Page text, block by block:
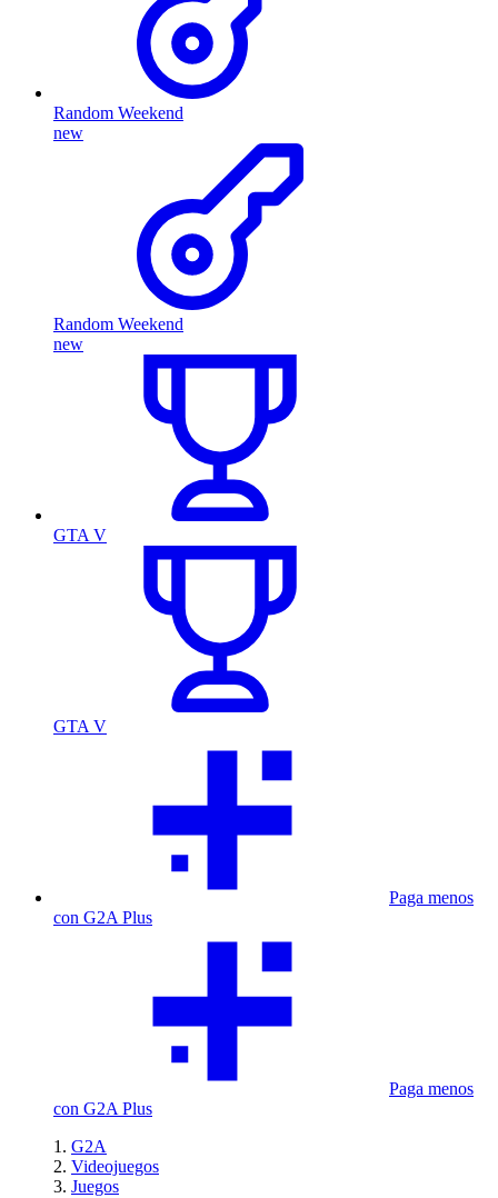
Random Weekend
new
Random Weekend
new
GTA V
GTA V
Paga menos
con G2A Plus
Paga menos
con G2A Plus
G2A
Videojuegos
Juegos